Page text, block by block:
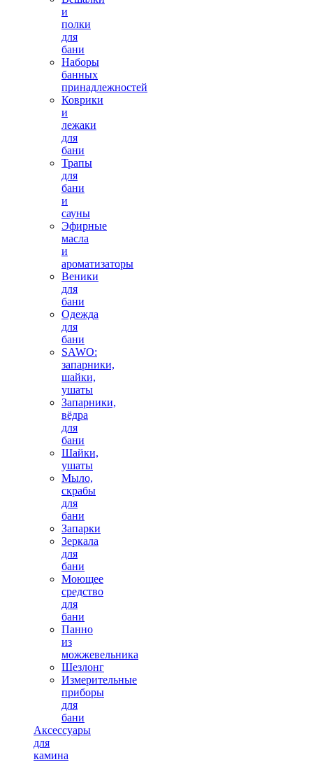
и
полки
для
бани
Наборы
банных
принадлежностей
Коврики
и
лежаки
для
бани
Трапы
для
бани
и
сауны
Эфирные
масла
и
ароматизаторы
Веники
для
бани
Одежда
для
бани
SAWO:
запарники,
шайки,
ушаты
Запарники,
вёдра
для
бани
Шайки,
ушаты
Мыло,
скрабы
для
бани
Запарки
Зеркала
для
бани
Моющее
средство
для
бани
Панно
из
можжевельника
Шезлонг
Измерительные
приборы
для
бани
Аксессуары
для
камина